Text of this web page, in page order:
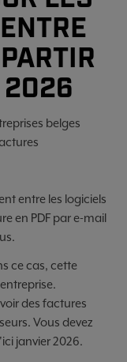
2026
belges
entre les logiciels
en PDF par e-mail
ce cas, cette
des factures
Vous devez
janvier 2026.